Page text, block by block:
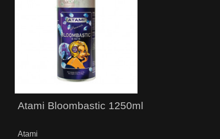
Atami Bloombastic 1250ml
Atami